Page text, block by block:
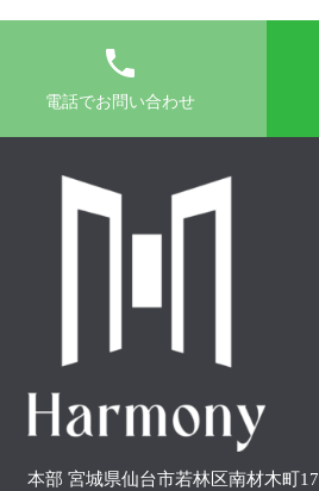
phone
電話でお問い合わせ
本部 宮城県仙台市若林区南材木町17